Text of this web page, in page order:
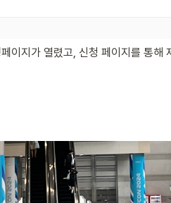
이지가 열렸고, 신청 페이지를 통해